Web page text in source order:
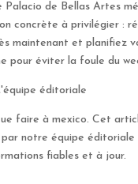
Palacio de Bellas Artes
concrète à privilégier :
maintenant et planifiez
pour éviter la foule du
éditoriale
faire à mexico. Cet
notre équipe éditoriale
fiables et à jour.